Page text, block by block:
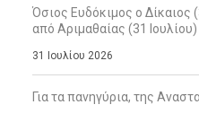
Όσιος Ευδόκιμος ο Δίκαιος
από Αριμαθαίας (31 Ιουλίου)
31 Ιουλίου 2026
Για τα πανηγύρια, της